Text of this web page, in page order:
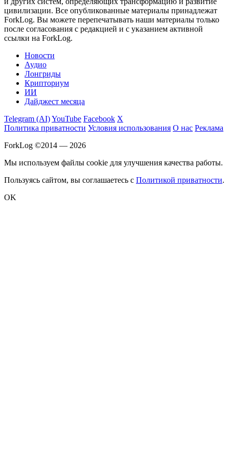
цивилизации. Все опубликованные материалы принадлежат
ForkLog. Вы можете перепечатывать наши материалы только
после согласования с редакцией и с указанием активной
ссылки на ForkLog.
Новости
Аудио
Лонгриды
Крипториум
ИИ
Дайджест месяца
Telegram (AI)YouTube Facebook X
Политика приватности Условия использования О нас Реклама
ForkLog ©2014 — 2026
Мы используем файлы cookie для улучшения качества работы.
Пользуясь сайтом, вы соглашаетесь с Политикой приватности.
OK